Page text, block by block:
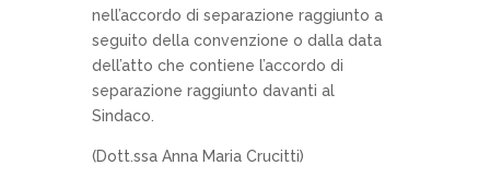
nell’accordo di separazione raggiunto a
seguito della convenzione o dalla data
dell’atto che contiene l’accordo di
separazione raggiunto davanti al
Sindaco.
(Dott.ssa Anna Maria Crucitti)